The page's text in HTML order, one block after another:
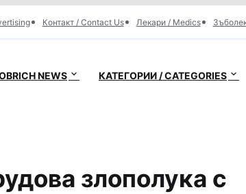
Контакт / Contact Us Лекари / Medics
NEWS КАТЕГОРИИ / CATEGORIES
злополука с